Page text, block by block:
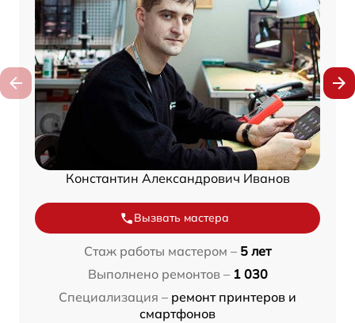
Константин Александрович Иванов
Вызвать мастера
Стаж работы мастером – 5 лет
Выполнено ремонтов – 1 030
Специализация – ремонт принтеров и
смартфонов